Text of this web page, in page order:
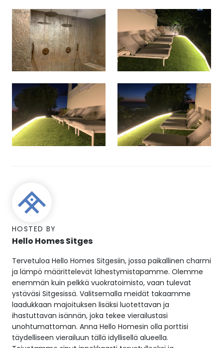
HOSTED BY
Hello Homes Sitges
Tervetuloa Hello Homes Sitgesiin, jossa paikallinen charmi
ja lämpö määrittelevät lähestymistapamme. Olemme
enemmän kuin pelkkä vuokratoimisto, vaan tulevat
ystäväsi Sitgesissä. Valitsemalla meidät takaamme
laadukkaan majoituksen lisäksi luotettavan ja
ihastuttavan isännän, joka tekee vierailustasi
unohtumattoman. Anna Hello Homesin olla porttisi
täydelliseen vierailuun tällä idyllisellä alueella.